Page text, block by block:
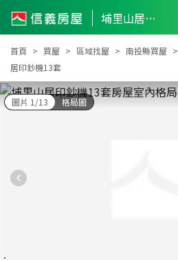
埔里山居印鈔機13套
首頁 買屋 區域找屋 南投縣買屋
居印鈔機13套
圖片 1/13 格局圖